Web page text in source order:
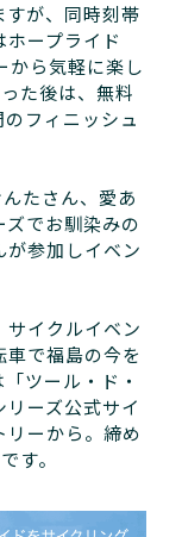
すが、同時刻帯
ープライド
から気軽に楽し
た後は、無料
フィニッシュ
たさん、愛あ
でお馴染みの
参加しイベン
イクルイベン
車で福島の今を
ツール・ド・
ーズ公式サイ
リーから。締め
す。